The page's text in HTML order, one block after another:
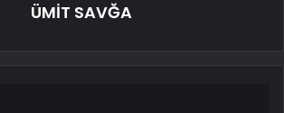
ÜMİT SAVĞA